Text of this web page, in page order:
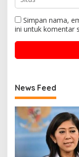
Simpan nama,
ini untuk komentar
News Feed